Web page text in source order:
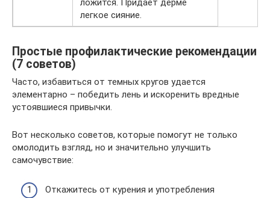
ложится. Придает дерме
легкое сияние.
Простые профилактические рекомендации
(7 советов)
Часто, избавиться от темных кругов удается
элементарно – победить лень и искоренить вредные
устоявшиеся привычки.
Вот несколько советов, которые помогут не только
омолодить взгляд, но и значительно улучшить
самочувствие:
Откажитесь от курения и употребления